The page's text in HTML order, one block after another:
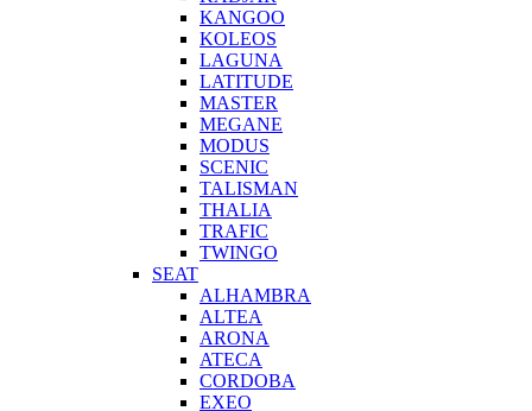
KANGOO
KOLEOS
LAGUNA
LATITUDE
MASTER
MEGANE
MODUS
SCENIC
TALISMAN
THALIA
TRAFIC
TWINGO
SEAT
ALHAMBRA
ALTEA
ARONA
ATECA
CORDOBA
EXEO